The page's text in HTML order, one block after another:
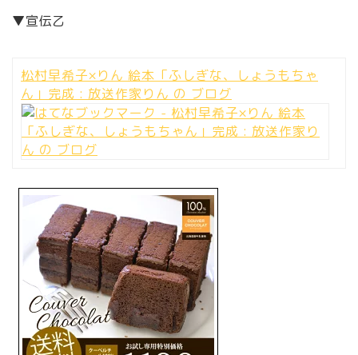
▼宣伝乙
松村早希子×りん 絵本「ふしぎな、しょうもちゃ
ん」完成 : 放送作家りん の ブログ